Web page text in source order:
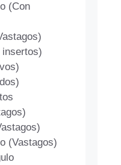
(Con
insertos)
(Vastagos)